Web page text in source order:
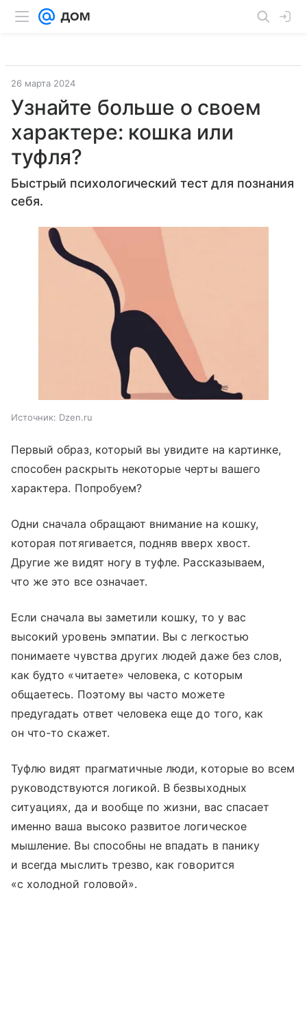
26 марта 2024
Узнайте больше о своем
характере: кошка или
туфля?
Быстрый психологический тест для познания
себя.
Источник: Dzen.ru
Первый образ, который вы увидите на картинке,
способен раскрыть некоторые черты вашего
характера. Попробуем?
Одни сначала обращают внимание на кошку,
которая потягивается, подняв вверх хвост.
Другие же видят ногу в туфле. Рассказываем,
что же это все означает.
Если сначала вы заметили кошку, то у вас
высокий уровень эмпатии. Вы с легкостью
понимаете чувства других людей даже без слов,
как будто «читаете» человека, с которым
общаетесь. Поэтому вы часто можете
предугадать ответ человека еще до того, как
он что-то скажет.
Туфлю видят прагматичные люди, которые во всем
руководствуются логикой. В безвыходных
ситуациях, да и вообще по жизни, вас спасает
именно ваша высоко развитое логическое
мышление. Вы способны не впадать в панику
и всегда мыслить трезво, как говорится
«с холодной головой».